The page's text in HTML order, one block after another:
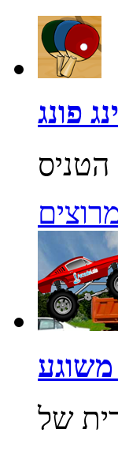
פונג
משוגע